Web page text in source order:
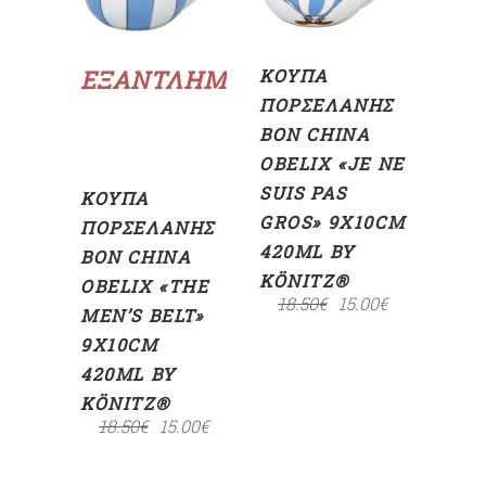
ΕΞΑΝΤΛΗΜΈΝΟ
Διαβάστε
ΚΟΎΠΑ
ΠΟΡΣΕΛΆΝΗΣ
BON CHINA
OBELIX «THE
MEN’S BELT»
9X10CM
420ML BY
KÖNITZ®
18.50€ 15.00€
ΚΟΎΠΑ
ΠΟΡΣΕΛΆΝΗΣ
BON CHINA
OBELIX «JE NE
SUIS PAS
GROS» 9X10CM
420ML BY
KÖNITZ®
18.50€ 15.00€